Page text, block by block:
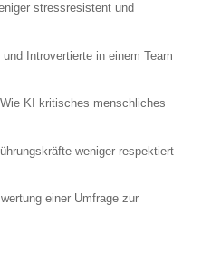
stressresistent und
Introvertierte in einem Team
KI kritisches menschliches
weniger respektiert
einer Umfrage zur